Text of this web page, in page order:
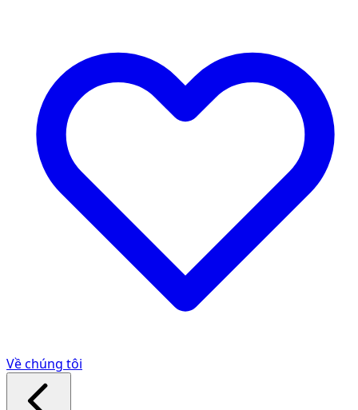
Về chúng tôi